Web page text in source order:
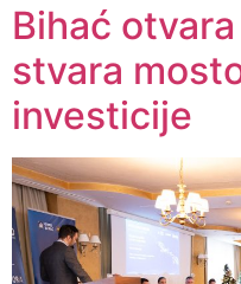
Bihać
stvara
investicije